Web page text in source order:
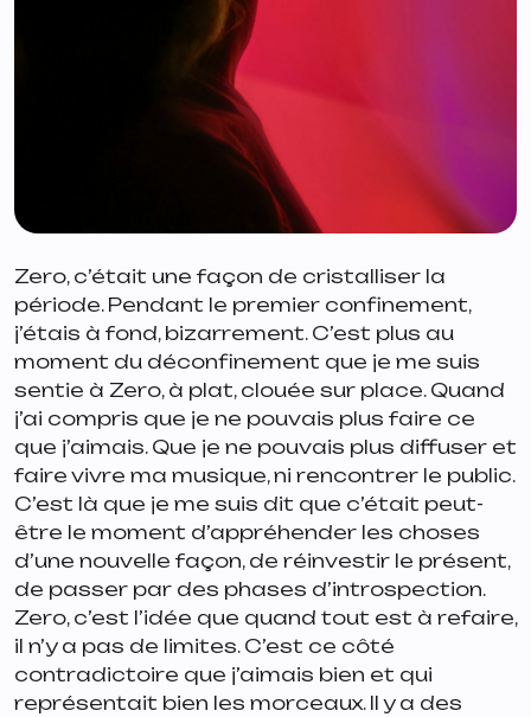
Zero, c’était une façon de cristalliser la
période. Pendant le premier confinement,
j’étais à fond, bizarrement. C’est plus au
moment du déconfinement que je me suis
sentie à Zero, à plat, clouée sur place. Quand
j’ai compris que je ne pouvais plus faire ce
que j’aimais. Que je ne pouvais plus diffuser et
faire vivre ma musique, ni rencontrer le public.
C’est là que je me suis dit que c’était peut-
être le moment d’appréhender les choses
d’une nouvelle façon, de réinvestir le présent,
de passer par des phases d’introspection.
Zero, c’est l’idée que quand tout est à refaire,
il n’y a pas de limites. C’est ce côté
contradictoire que j’aimais bien et qui
représentait bien les morceaux. Il y a des